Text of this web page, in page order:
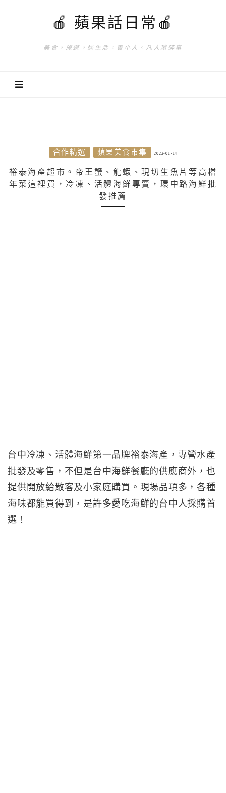
🍎 蘋果話日常🍎
美食。旅遊。過生活。養小人。凡人瑣碎事
合作精選 蘋果美食市集 2022-01-14
裕泰海產超市。帝王蟹、龍蝦、現切生魚片等高檔
年菜這裡買，冷凍、活體海鮮專賣，環中路海鮮批
發推薦
台中冷凍、活體海鮮第一品牌裕泰海產，專營水產
批發及零售，不但是台中海鮮餐廳的供應商外，也
提供開放給散客及小家庭購買。現場品項多，各種
海味都能買得到，是許多愛吃海鮮的台中人採購首
選！